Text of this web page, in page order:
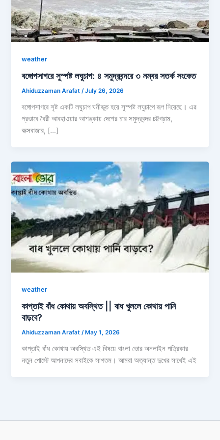
weather
বঙ্গোপসাগরে সুস্পষ্ট লঘুচাপ: ৪ সমুদ্রবন্দরে ৩ নম্বর সতর্ক সংকেত
Ahiduzzaman Arafat/July 26, 2026
বঙ্গোপসাগরে সৃষ্ট একটি লঘুচাপ ঘনীভূত হয়ে সুস্পষ্ট লঘুচাপে রূপ নিয়েছে। এর
প্রভাবে বৈরী আবহাওয়ার আশঙ্কায় দেশের চার সমুদ্রবন্দর চট্টগ্রাম,
কক্সবাজার, […]
weather
কাপ্তাই বাঁধ কোথায় অবস্থিত || বাধ খুললে কোথায় পানি
বাড়বে?
Ahiduzzaman Arafat/ May 1, 2026
কাপ্তাই বাঁধ কোথায় অবস্থিত এই বিষয়ে বাংলা ভোর অনলাইন পত্রিকার
নতুন পোস্টে আপনাদের সবাইকে সাগতম। আমরা অত্যান্ত দুখের সাথেই এই